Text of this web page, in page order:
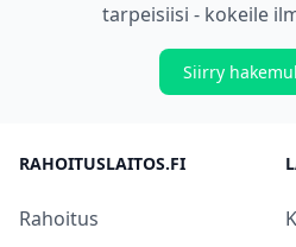
tarpeisiisi - kokeile
Siirry
RAHOITUSLAITOS.FI
Rahoitus